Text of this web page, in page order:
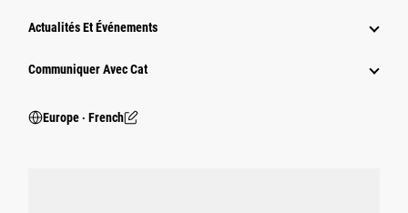
Actualités Et Événements
Communiquer Avec Cat
Europe ‧ French